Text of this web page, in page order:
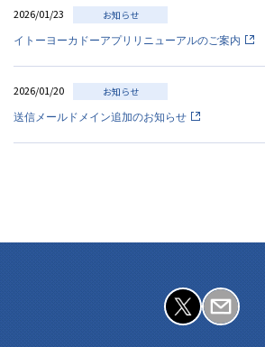
2026/01/23 お知らせ
イトーヨーカドーアプリリニューアルのご案内
2026/01/20 お知らせ
送信メールドメイン追加のお知らせ